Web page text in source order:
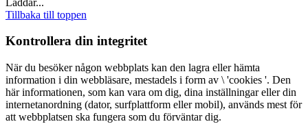
Tillbaka till toppen
Kontrollera din integritet
När du besöker någon webbplats kan den lagra eller hämta
information i din webbläsare, mestadels i form av \ 'cookies '. Den
här informationen, som kan vara om dig, dina inställningar eller din
internetanordning (dator, surfplattform eller mobil), används mest för
att webbplatsen ska fungera som du förväntar dig.